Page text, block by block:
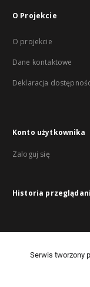
O Projekcie
O projekcie
Dane kontaktowe
Deklaracja
Konto użytkownika
Zaloguj się
Historia
Serwis tworzony